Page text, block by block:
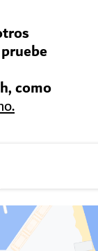
como